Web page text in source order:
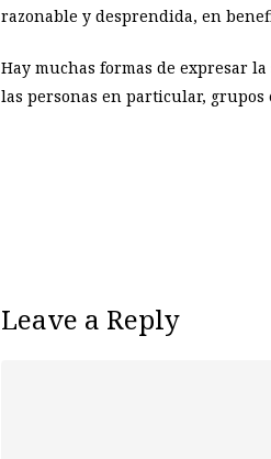
razonable y desprendida, en
Hay muchas formas de expresar
las personas en particular,
Leave a Reply